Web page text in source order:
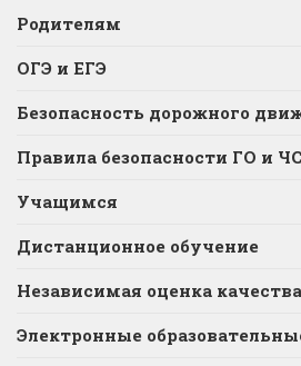
Родителям
ОГЭ и ЕГЭ
Безопасность дорожного
Правила безопасности ГО и ЧС
Учащимся
Дистанционное обучение
Независимая оценка
Электронные